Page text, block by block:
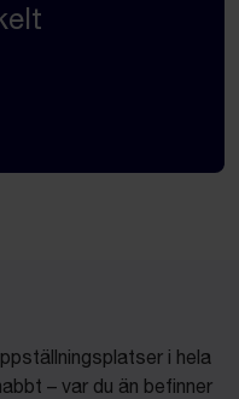
i hela
– var du än befinner